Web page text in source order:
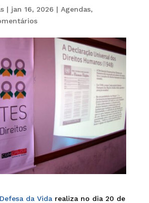
| jan 16, 2026 | Agendas,
da Vidarealiza no dia 20 de